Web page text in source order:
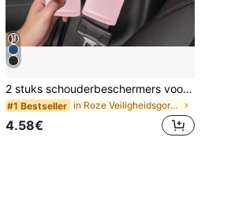
2 stuks schouderbeschermers voor autogordels, auto-interieuraccessoires, unisex beschermhoezen voor autogordels, zacht, comfortabel en ademend, onmisbaar voor de zomer, auto-accessoires
#1 Bestseller in Roze Veiligheidsgordelhoes
4.58€